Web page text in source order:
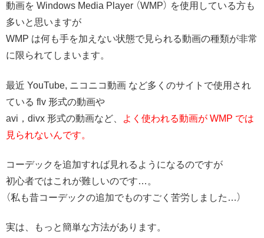
動画を Windows Media Player （WMP） を使用している方も
多いと思いますが
WMP は何も手を加えない状態で見られる動画の種類が非常
に限られてしまいます。
最近 YouTube, ニコニコ動画 など多くのサイトで使用され
ている flv 形式の動画や
avi，divx 形式の動画など、
よく使われる動画が WMP では
見られないんです。
コーデックを追加すれば見れるようになるのですが
初心者ではこれが難しいのです…。
（私も昔コーデックの追加でものすごく苦労しました…）
実は、もっと簡単な方法があります。